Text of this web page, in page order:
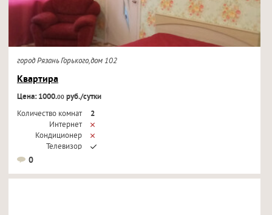
город Рязань Горького,дом 102
Квартира
Цена: 1000.00руб./сутки
Количество комнат
2
Интернет
Кондиционер
Телевизор
0